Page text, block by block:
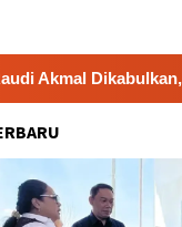
Status